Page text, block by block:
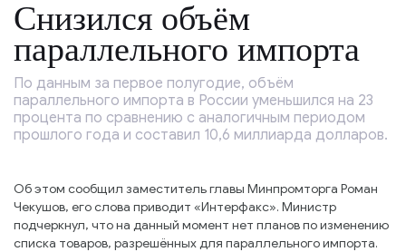
Снизился объём
параллельного импорта
По данным за первое полугодие, объём
параллельного импорта в России уменьшился на 23
процента по сравнению с аналогичным периодом
прошлого года и составил 10,6 миллиарда долларов.
Об этом сообщил заместитель главы Минпромторга Роман
Чекушов, его слова приводит «Интерфакс». Министр
подчеркнул, что на данный момент нет планов по изменению
списка товаров, разрешённых для параллельного импорта.